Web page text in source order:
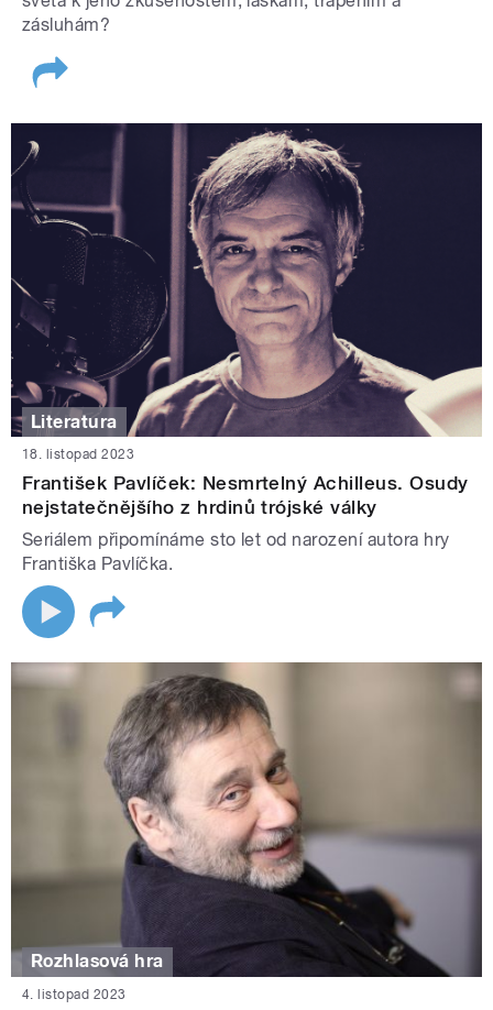
zásluhám?
Literatura
18. listopad 2023
František Pavlíček: Nesmrtelný Achilleus. Osudy
nejstatečnějšího z hrdinů trójské války
Seriálem připomínáme sto let od narození autora hry
Františka Pavlíčka.
Rozhlasová hra
4. listopad 2023